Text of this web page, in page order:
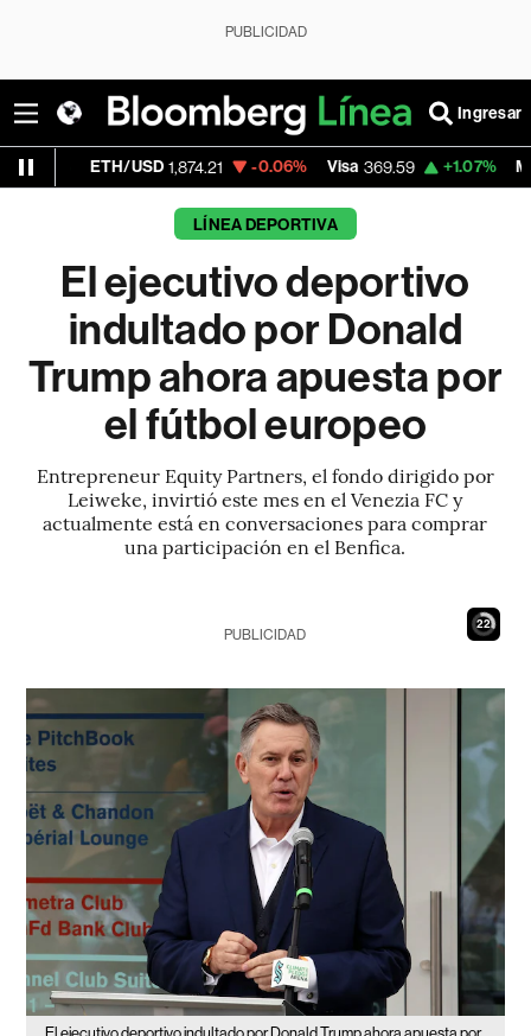
PUBLICIDAD
Ingresar
1,874.21 -0.06% Visa 369.59 +1.07% MercadoLibre
LÍNEA DEPORTIVA
El ejecutivo deportivo
indultado por Donald
Trump ahora apuesta por
el fútbol europeo
Entrepreneur Equity Partners, el fondo dirigido por
Leiweke, invirtió este mes en el Venezia FC y
actualmente está en conversaciones para comprar
una participación en el Benfica.
21
PUBLICIDAD